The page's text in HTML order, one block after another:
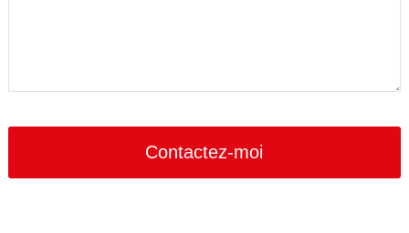
Your
Contactez-moi